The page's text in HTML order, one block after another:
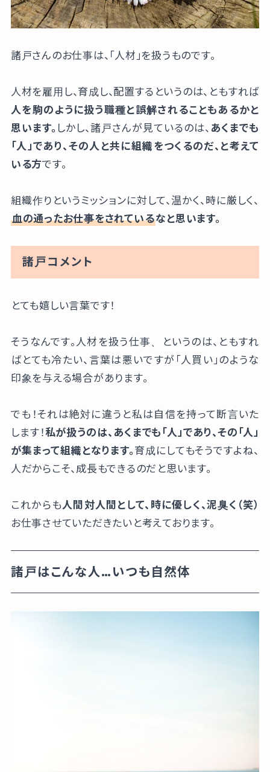
諸戸さんのお仕事は、「人材」を扱うものです。
人材を雇用し、育成し、配置するというのは、ともすれば
人を駒のように扱う職種と誤解されることもあるかと
思います。 しかし、諸戸さんが見ているのは、 あくまでも
「人」であり、その人と共に組織をつくるのだ、と考えて
いる方です。
組織作りというミッションに対して、温かく、時に厳しく、
血の通ったお仕事をされているなと思います。
諸戸コメント
とても嬉しい言葉です！
そうなんです。人材を扱う仕事、というのは、ともすれ
ばとても冷たい、言葉は悪いですが「人買い」のような
印象を与える場合があります。
でも！それは絶対に違うと私は自信を持って断言いた
します！私が扱うのは、あくまでも「人」であり、その「人」
が集まって組織となります。育成にしてもそうですよね、
人だからこそ、成長もできるのだと思います。
これからも人間対人間として、時に優しく、泥臭く（笑）
お仕事させていただきたいと考えております。
諸戸はこんな人…いつも自然体